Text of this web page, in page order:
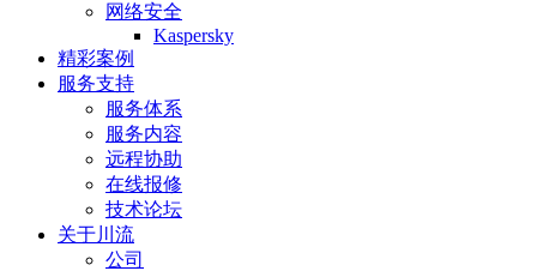
网络安全
Kaspersky
精彩案例
服务支持
服务体系
服务内容
远程协助
在线报修
技术论坛
关于川流
公司